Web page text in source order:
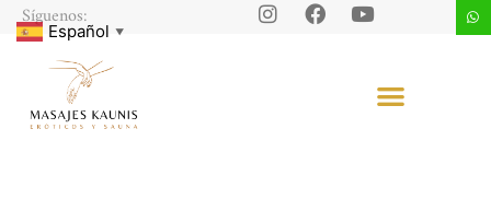
Síguenos:
Español ▼